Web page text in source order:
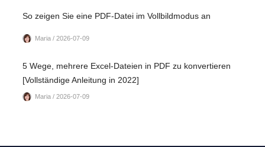
So zeigen Sie eine PDF-Datei im Vollbildmodus an
Maria / 2026-07-09
5 Wege, mehrere Excel-Dateien in PDF zu konvertieren
[Vollständige Anleitung in 2022]
Maria / 2026-07-09